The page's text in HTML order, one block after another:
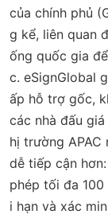
của chính phủ
g kể, liên quan
ống quốc gia
c. eSignGlobal
ấp hỗ trợ gốc,
các nhà đấu
hị trường APAC
dễ tiếp cận
phép tối đa
i hạn và xác